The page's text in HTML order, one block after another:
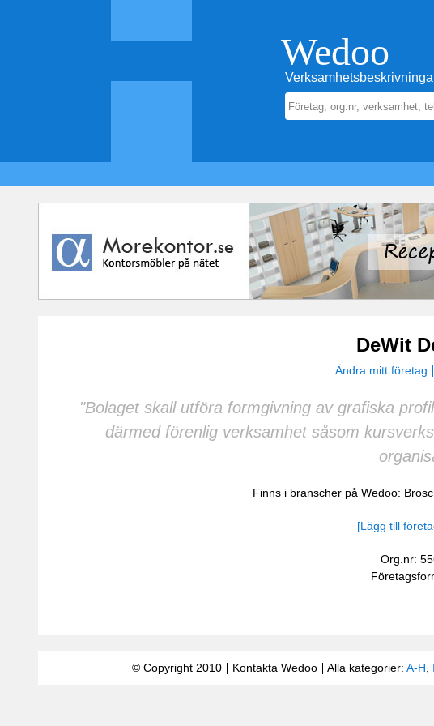
Wedoo
DeWit
Ändra mitt företag
"Bolaget skall utföra formgivning av grafiska
därmed förenlig verksamhet såsom
Finns i branscher på Wedoo:
[Lägg till
Org.nr:
© Copyright 2010 Kontakta Wedoo Alla kategorier: A-H